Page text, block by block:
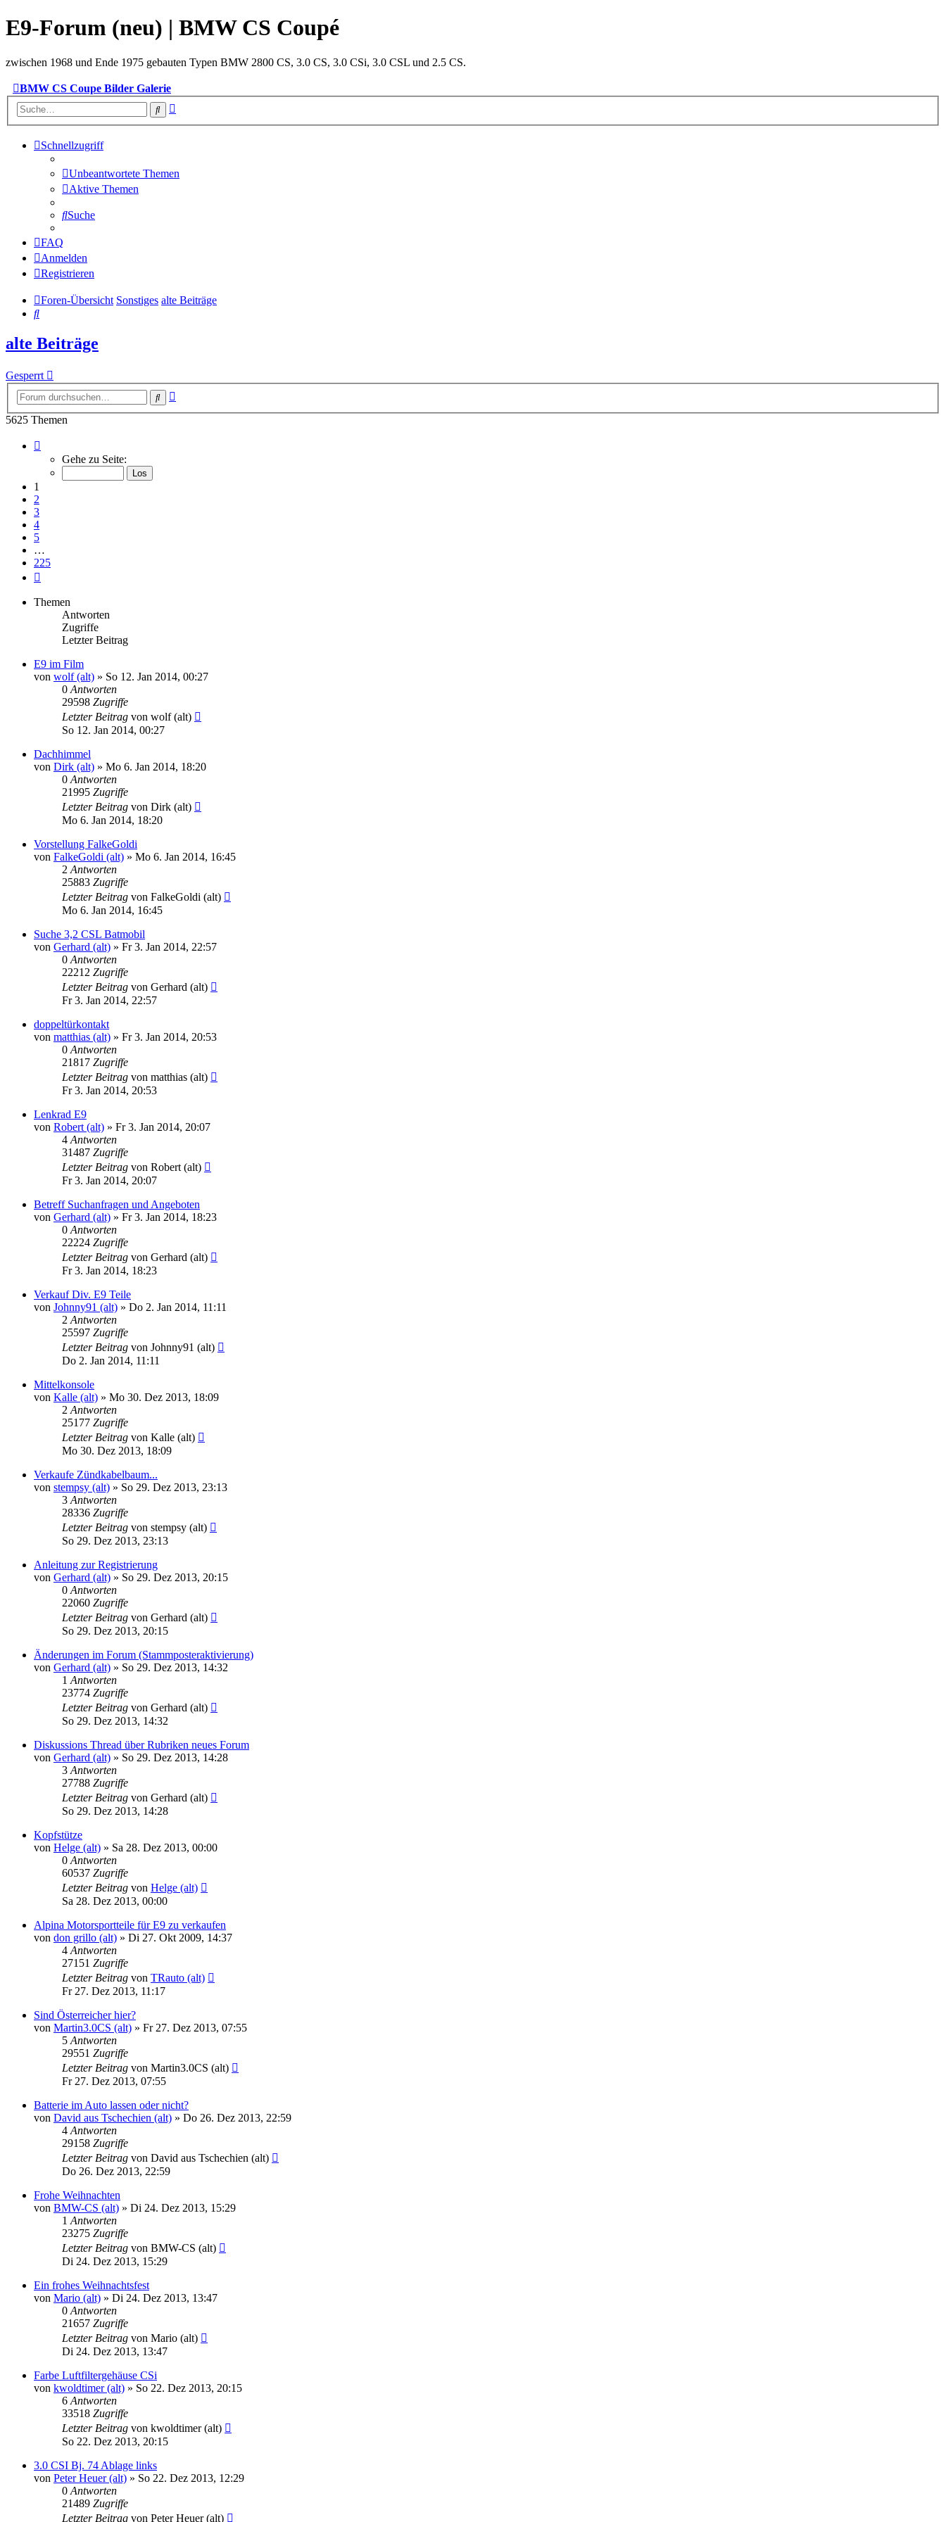
E9-Forum (neu) | BMW CS Coupé
zwischen 1968 und Ende 1975 gebauten Typen BMW 2800 CS, 3.0 CS, 3.0 CSi, 3.0 CSL und 2.5 CS.
BMW CS Coupe Bilder Galerie
Suche
Schnellzugriff
Unbeantwortete Themen
Aktive Themen
Suche
FAQ
Anmelden
Registrieren
Foren-Übersicht Sonstiges alte Beiträge
Suche
alte Beiträge
Gesperrt
Suche
5625 Themen
von
Gehe zu Seite:
1
2
3
4
5
…
225
Themen
Antworten
Zugriffe
Letzter Beitrag
E9 im Film
von wolf (alt) » So 12. Jan 2014, 00:27
0 Antworten
29598 Zugriffe
Letzter Beitrag von wolf (alt)
So 12. Jan 2014, 00:27
Dachhimmel
von Dirk (alt) » Mo 6. Jan 2014, 18:20
0 Antworten
21995 Zugriffe
Letzter Beitrag von Dirk (alt)
Mo 6. Jan 2014, 18:20
Vorstellung FalkeGoldi
von FalkeGoldi (alt) » Mo 6. Jan 2014, 16:45
2 Antworten
25883 Zugriffe
Letzter Beitrag von FalkeGoldi (alt)
Mo 6. Jan 2014, 16:45
Suche 3,2 CSL Batmobil
von Gerhard (alt) » Fr 3. Jan 2014, 22:57
0 Antworten
22212 Zugriffe
Letzter Beitrag von Gerhard (alt)
Fr 3. Jan 2014, 22:57
doppeltürkontakt
von matthias (alt) » Fr 3. Jan 2014, 20:53
0 Antworten
21817 Zugriffe
Letzter Beitrag von matthias (alt)
Fr 3. Jan 2014, 20:53
Lenkrad E9
von Robert (alt) » Fr 3. Jan 2014, 20:07
4 Antworten
31487 Zugriffe
Letzter Beitrag von Robert (alt)
Fr 3. Jan 2014, 20:07
Betreff Suchanfragen und Angeboten
von Gerhard (alt) » Fr 3. Jan 2014, 18:23
0 Antworten
22224 Zugriffe
Letzter Beitrag von Gerhard (alt)
Fr 3. Jan 2014, 18:23
Verkauf Div. E9 Teile
von Johnny91 (alt) » Do 2. Jan 2014, 11:11
2 Antworten
25597 Zugriffe
Letzter Beitrag von Johnny91 (alt)
Do 2. Jan 2014, 11:11
Mittelkonsole
von Kalle (alt) » Mo 30. Dez 2013, 18:09
2 Antworten
25177 Zugriffe
Letzter Beitrag von Kalle (alt)
Mo 30. Dez 2013, 18:09
Verkaufe Zündkabelbaum...
von stempsy (alt) » So 29. Dez 2013, 23:13
3 Antworten
28336 Zugriffe
Letzter Beitrag von stempsy (alt)
So 29. Dez 2013, 23:13
Anleitung zur Registrierung
von Gerhard (alt) » So 29. Dez 2013, 20:15
0 Antworten
22060 Zugriffe
Letzter Beitrag von Gerhard (alt)
So 29. Dez 2013, 20:15
Änderungen im Forum (Stammposteraktivierung)
von Gerhard (alt) » So 29. Dez 2013, 14:32
1 Antworten
23774 Zugriffe
Letzter Beitrag von Gerhard (alt)
So 29. Dez 2013, 14:32
Diskussions Thread über Rubriken neues Forum
von Gerhard (alt) » So 29. Dez 2013, 14:28
3 Antworten
27788 Zugriffe
Letzter Beitrag von Gerhard (alt)
So 29. Dez 2013, 14:28
Kopfstütze
von Helge (alt) » Sa 28. Dez 2013, 00:00
0 Antworten
60537 Zugriffe
Letzter Beitrag von Helge (alt)
Sa 28. Dez 2013, 00:00
Alpina Motorsportteile für E9 zu verkaufen
von don grillo (alt) » Di 27. Okt 2009, 14:37
4 Antworten
27151 Zugriffe
Letzter Beitrag von TRauto (alt)
Fr 27. Dez 2013, 11:17
Sind Österreicher hier?
von Martin3.0CS (alt) » Fr 27. Dez 2013, 07:55
5 Antworten
29551 Zugriffe
Letzter Beitrag von Martin3.0CS (alt)
Fr 27. Dez 2013, 07:55
Batterie im Auto lassen oder nicht?
von David aus Tschechien (alt) » Do 26. Dez 2013, 22:59
4 Antworten
29158 Zugriffe
Letzter Beitrag von David aus Tschechien (alt)
Do 26. Dez 2013, 22:59
Frohe Weihnachten
von BMW-CS (alt) » Di 24. Dez 2013, 15:29
1 Antworten
23275 Zugriffe
Letzter Beitrag von BMW-CS (alt)
Di 24. Dez 2013, 15:29
Ein frohes Weihnachtsfest
von Mario (alt) » Di 24. Dez 2013, 13:47
0 Antworten
21657 Zugriffe
Letzter Beitrag von Mario (alt)
Di 24. Dez 2013, 13:47
Farbe Luftfiltergehäuse CSi
von kwoldtimer (alt) » So 22. Dez 2013, 20:15
6 Antworten
33518 Zugriffe
Letzter Beitrag von kwoldtimer (alt)
So 22. Dez 2013, 20:15
3.0 CSI Bj. 74 Ablage links
von Peter Heuer (alt) » So 22. Dez 2013, 12:29
0 Antworten
21489 Zugriffe
Letzter Beitrag von Peter Heuer (alt)